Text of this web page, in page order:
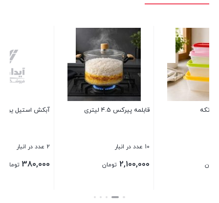
آبکش استيل يونيک سايز 28
تومان
گیره لباس فلزی
4 عدد در انبار
100,000